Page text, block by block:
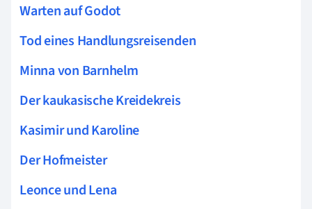
Warten auf Godot
Tod eines Handlungsreisenden
Minna von Barnhelm
Der kaukasische Kreidekreis
Kasimir und Karoline
Der Hofmeister
Leonce und Lena